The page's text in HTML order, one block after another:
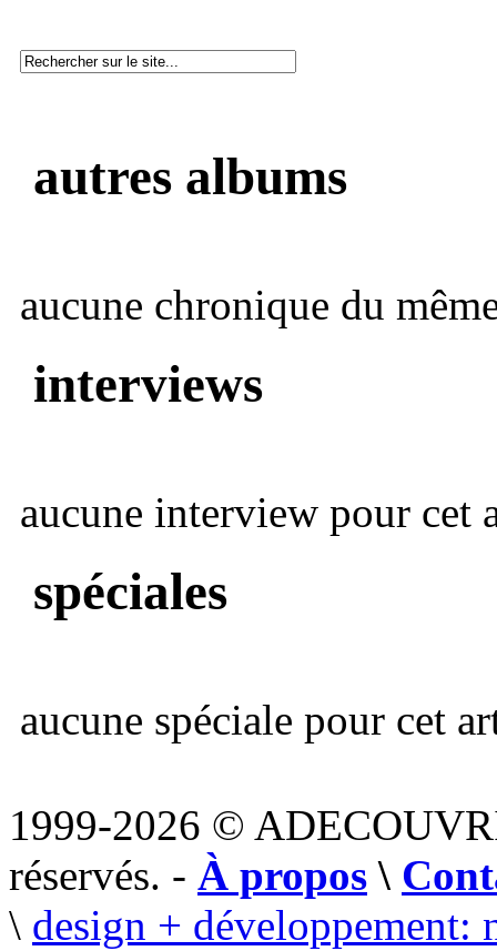
autres albums
aucune chronique du
interviews
aucune interview pour cet
spéciales
aucune spéciale pour cet
1999-2026 ©
réservés. - À propos \
\ design + développement: